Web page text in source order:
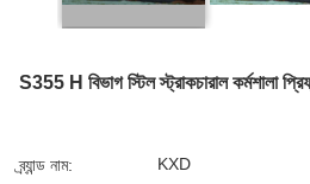
S355 H বিভাগ স্টিল স্ট্রাকচারাল কর্মশালা
ব্র্যান্ড নাম: KXD